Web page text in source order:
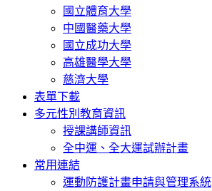
國立體育大學
中國醫藥大學
國立成功大學
高雄醫學大學
慈濟大學
表單下載
多元性別教育資訊
授課講師資訊
全中運、全大運試辦計畫
常用連結
運動防護計畫申請與管理系統